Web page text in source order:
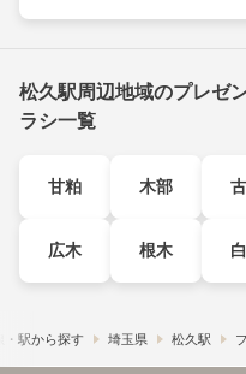
松久駅周辺地域のプレゼ
ラシ一覧
甘粕 木部
広木 根木
・駅から探す 埼玉県 松久駅